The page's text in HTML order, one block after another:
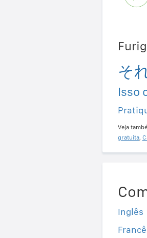
そ
Isso
Veja
gratuita,
Inglês